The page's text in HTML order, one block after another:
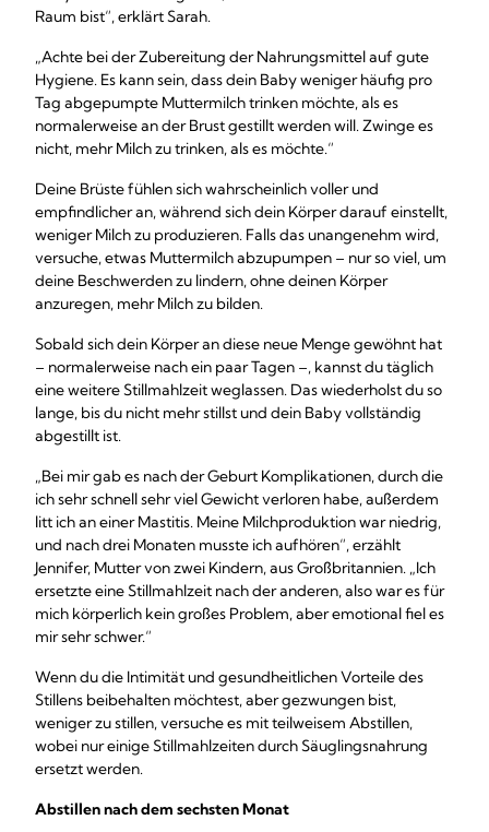
Raum bist“, erklärt Sarah.
„Achte bei der Zubereitung der Nahrungsmittel auf gute
Hygiene. Es kann sein, dass dein Baby weniger häufig pro
Tag abgepumpte Muttermilch trinken möchte, als es
normalerweise an der Brust gestillt werden will. Zwinge es
nicht, mehr Milch zu trinken, als es möchte.“
Deine Brüste fühlen sich wahrscheinlich voller und
empfindlicher an, während sich dein Körper darauf einstellt,
weniger Milch zu produzieren. Falls das unangenehm wird,
versuche, etwas Muttermilch abzupumpen – nur so viel, um
deine Beschwerden zu lindern, ohne deinen Körper
anzuregen, mehr Milch zu bilden.
Sobald sich dein Körper an diese neue Menge gewöhnt hat
– normalerweise nach ein paar Tagen –, kannst du täglich
eine weitere Stillmahlzeit weglassen. Das wiederholst du so
lange, bis du nicht mehr stillst und dein Baby vollständig
abgestillt ist.
„Bei mir gab es nach der Geburt Komplikationen, durch die
ich sehr schnell sehr viel Gewicht verloren habe, außerdem
litt ich an einer Mastitis. Meine Milchproduktion war niedrig,
und nach drei Monaten musste ich aufhören“, erzählt
Jennifer, Mutter von zwei Kindern, aus Großbritannien. „Ich
ersetzte eine Stillmahlzeit nach der anderen, also war es für
mich körperlich kein großes Problem, aber emotional fiel es
mir sehr schwer.“
Wenn du die Intimität und gesundheitlichen Vorteile des
Stillens beibehalten möchtest, aber gezwungen bist,
weniger zu stillen, versuche es mit teilweisem Abstillen,
wobei nur einige Stillmahlzeiten durch Säuglingsnahrung
ersetzt werden.
Abstillen nach dem sechsten Monat